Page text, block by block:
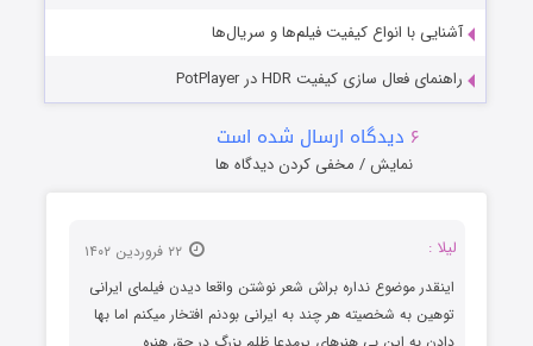
آشنایی با انواع کیفیت فیلم‌ها و سریال‌ها
راهنمای فعال سازی کیفیت HDR در PotPlayer
۶ دیدگاه ارسال شده است
نمایش / مخفی کردن دیدگاه ها
لیلا :
اینقدر موضوع نداره براش شعر نوشتن واقعا دیدن فیلمای ایرانی
توهین به شخصیته هر چند به ایرانی بودنم افتخار میکنم اما بها